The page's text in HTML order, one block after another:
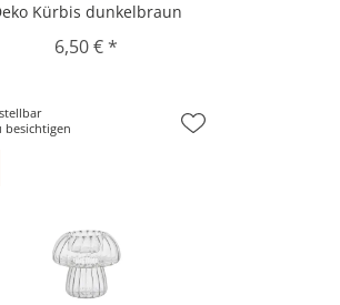
Kürbis dunkelbraun
6,50 € *